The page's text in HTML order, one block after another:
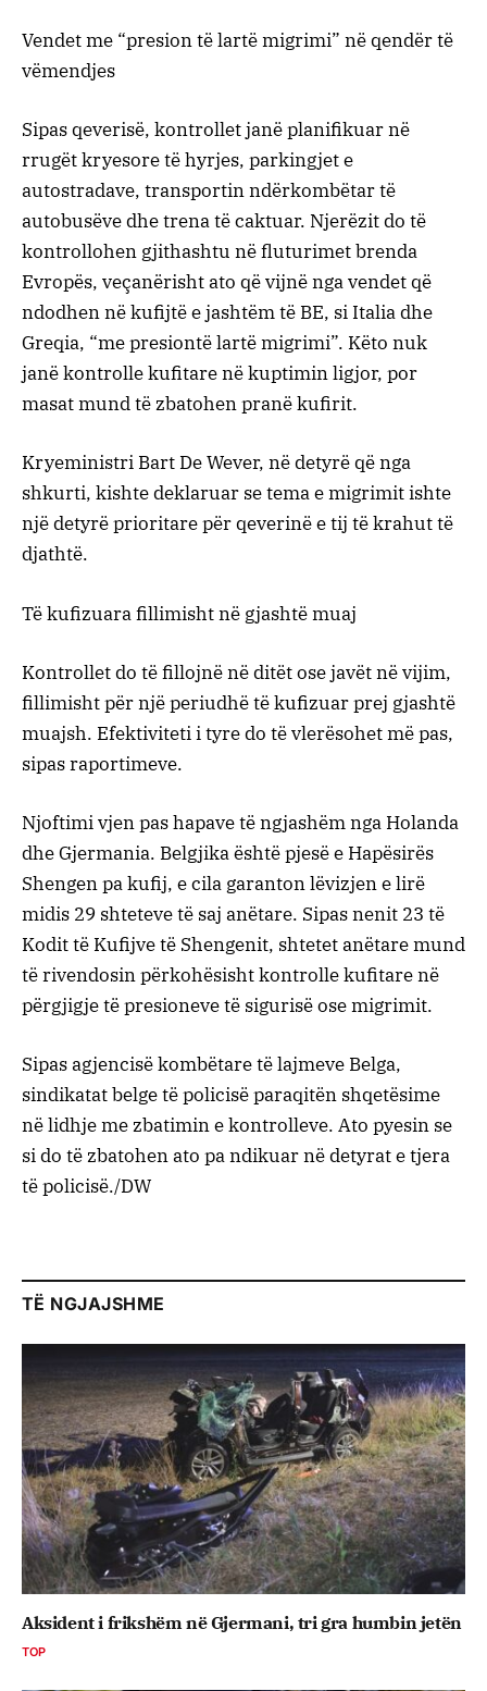
Vendet me “presion të lartë migrimi” në qendër të
vëmendjes
Sipas qeverisë, kontrollet janë planifikuar në
rrugët kryesore të hyrjes, parkingjet e
autostradave, transportin ndërkombëtar të
autobusëve dhe trena të caktuar. Njerëzit do të
kontrollohen gjithashtu në fluturimet brenda
Evropës, veçanërisht ato që vijnë nga vendet që
ndodhen në kufijtë e jashtëm të BE, si Italia dhe
Greqia, “me presiontë lartë migrimi”. Këto nuk
janë kontrolle kufitare në kuptimin ligjor, por
masat mund të zbatohen pranë kufirit.
Kryeministri Bart De Wever, në detyrë që nga
shkurti, kishte deklaruar se tema e migrimit ishte
një detyrë prioritare për qeverinë e tij të krahut të
djathtë.
Të kufizuara fillimisht në gjashtë muaj
Kontrollet do të fillojnë në ditët ose javët në vijim,
fillimisht për një periudhë të kufizuar prej gjashtë
muajsh. Efektiviteti i tyre do të vlerësohet më pas,
sipas raportimeve.
Njoftimi vjen pas hapave të ngjashëm nga Holanda
dhe Gjermania. Belgjika është pjesë e Hapësirës
Shengen pa kufij, e cila garanton lëvizjen e lirë
midis 29 shteteve të saj anëtare. Sipas nenit 23 të
Kodit të Kufijve të Shengenit, shtetet anëtare mund
të rivendosin përkohësisht kontrolle kufitare në
përgjigje të presioneve të sigurisë ose migrimit.
Sipas agjencisë kombëtare të lajmeve Belga,
sindikatat belge të policisë paraqitën shqetësime
në lidhje me zbatimin e kontrolleve. Ato pyesin se
si do të zbatohen ato pa ndikuar në detyrat e tjera
të policisë./DW
TË NGJAJSHME
Aksident i frikshëm në Gjermani, tri gra humbin jetën
TOP